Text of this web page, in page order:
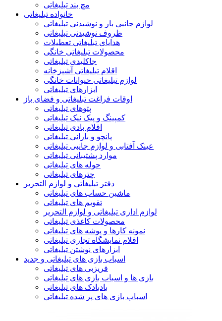
مچ بند تبلیغاتی
خانواده تبلیغاتی
لوازم جانبی بار و نوشیدنی تبلیغاتی
ظروف نوشیدنی تبلیغاتی
هدایای تبلیغاتی تعطیلات
محصولات تبلیغاتی خانگی
جاکلیدی تبلیغاتی
اقلام تبلیغاتی آشپزخانه
لوازم تبلیغاتی حیوانات خانگی
ابزارهای تبلیغاتی
اوقات فراغت تبلیغاتی و فضای باز
پتوهای تبلیغاتی
کمپینگ و پیک نیک تبلیغاتی
اقلام بادی تبلیغاتی
پانچو و بارانی تبلیغاتی
عینک آفتابی و لوازم جانبی تبلیغاتی
موارد پشتیبانی تبلیغاتی
حوله های تبلیغاتی
چترهای تبلیغاتی
دفتر تبلیغاتی و لوازم التحریر
ماشین حساب های تبلیغاتی
تقویم های تبلیغاتی
لوازم اداری تبلیغاتی و لوازم التحریر
محصولات کاغذی تبلیغاتی
نمونه کارها و پوشه های تبلیغاتی
اقلام نمایشگاه تجاری تبلیغاتی
ابزارهای نوشتن تبلیغاتی
اسباب بازی های تبلیغاتی و جدید
فریزبی های تبلیغاتی
بازی ها و اسباب بازی های تبلیغاتی
بادبادک های تبلیغاتی
اسباب بازی های پر شده تبلیغاتی